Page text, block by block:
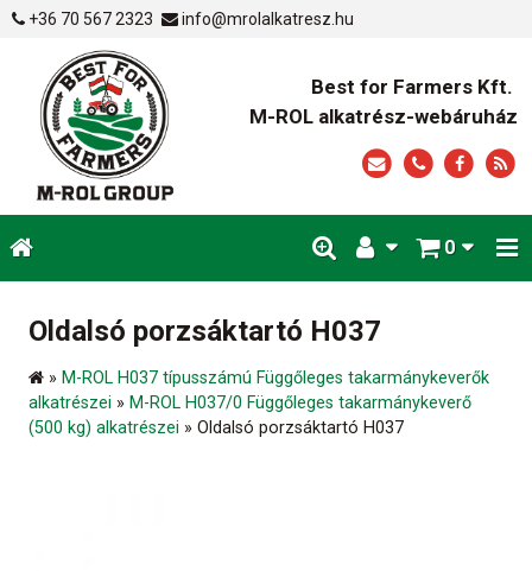
+36 70 567 2323 info@mrolalkatresz.hu
Best for Farmers Kft.
M-ROL alkatrész-webáruház
0
Oldalsó porzsáktartó H037
» M-ROL H037 típusszámú Függőleges takarmánykeverők
alkatrészei » M-ROL H037/0 Függőleges takarmánykeverő
(500 kg) alkatrészei » Oldalsó porzsáktartó H037